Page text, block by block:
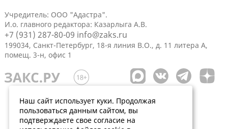
Учредитель: ООО "Адастра".
И.о. главного редактора: Казарлыга А.В.
+7 (931) 287-80-09 info@zaks.ru
199034, Санкт-Петербург, 18-я линия В.О., д. 11 литера А,
помещ. 3-н, офис 1
Наш сайт использует куки. Продолжая
пользоваться данным сайтом, вы
подтверждаете свое согласие на